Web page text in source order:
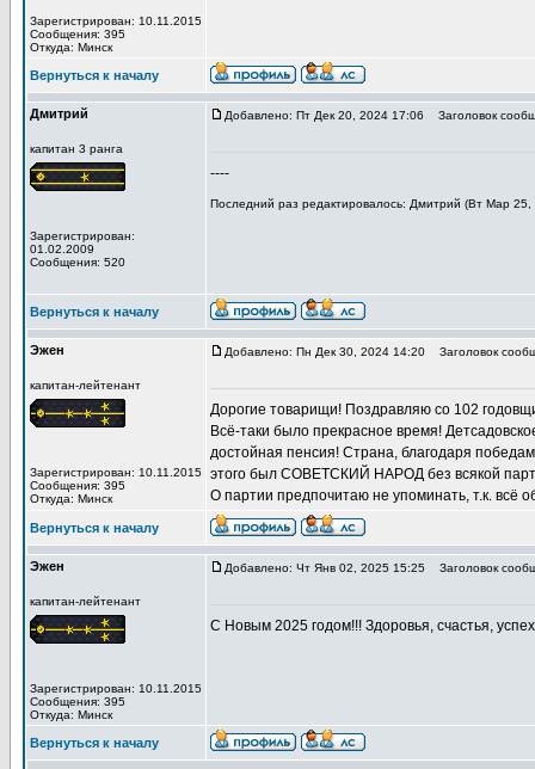
Зарегистрирован: 10.11.2015
Сообщения: 395
Откуда: Минск
Вернуться к началу
Дмитрий
капитан 3 ранга
Зарегистрирован:
01.02.2009
Сообщения: 520
Добавлено: Пт Дек 20, 2024 17:06 Заголовок
----
Последний раз редактировалось: Дмитрий (Вт Мар 25,
Вернуться к началу
Эжен
капитан-лейтенант
Зарегистрирован: 10.11.2015
Сообщения: 395
Откуда: Минск
Добавлено: Пн Дек 30, 2024 14:20 Заголовок
Дорогие товарищи! Поздравляю со 102
Всё-таки было прекрасное время!
достойная пенсия! Страна, благодаря
этого был СОВЕТСКИЙ НАРОД без всякой
О партии предпочитаю не упоминать, т.к. всё
Вернуться к началу
Эжен
капитан-лейтенант
Зарегистрирован: 10.11.2015
Сообщения: 395
Откуда: Минск
Добавлено: Чт Янв 02, 2025 15:25 Заголовок
С Новым 2025 годом!!! Здоровья, счастья,
Вернуться к началу